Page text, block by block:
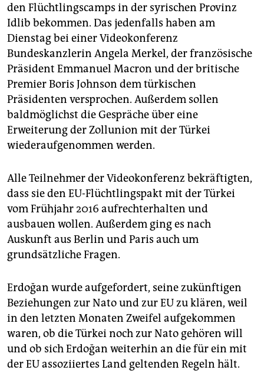
genossenschaft
epaper login
den Flüchtlingscamps in der syrischen Provinz
Idlib bekommen. Das jedenfalls haben am
Dienstag bei einer Videokonferenz
Bundeskanzlerin Angela Merkel, der französische
Präsident Emmanuel Macron und der britische
Premier Boris Johnson dem türkischen
Präsidenten versprochen. Außerdem sollen
baldmöglichst die Gespräche über eine
Erweiterung der Zollunion mit der Türkei
wiederaufgenommen werden.
Alle Teilnehmer der Videokonferenz bekräftigten,
dass sie den EU-Flüchtlingspakt mit der Türkei
vom Frühjahr 2016 aufrechterhalten und
ausbauen wollen. Außerdem ging es nach
Auskunft aus Berlin und Paris auch um
grundsätzliche Fragen.
Erdoğan wurde aufgefordert, seine zukünftigen
Beziehungen zur Nato und zur EU zu klären, weil
in den letzten Monaten Zweifel aufgekommen
waren, ob die Türkei noch zur Nato gehören will
und ob sich Erdoğan weiterhin an die für ein mit
der EU assoziiertes Land geltenden Regeln hält.